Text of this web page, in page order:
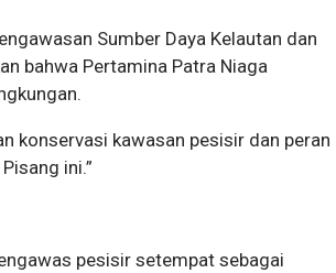
Sumber Daya Kelautan dan
bahwa Pertamina Patra Niaga
konservasi kawasan pesisir dan peran
ini.”
pesisir setempat sebagai